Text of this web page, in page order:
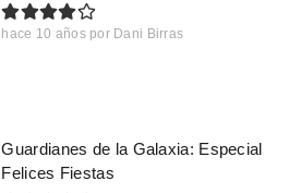
hace 10 años por Dani Birras
Guardianes de la Galaxia: Especial
Felices Fiestas